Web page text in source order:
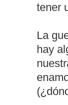
tener
La
hay